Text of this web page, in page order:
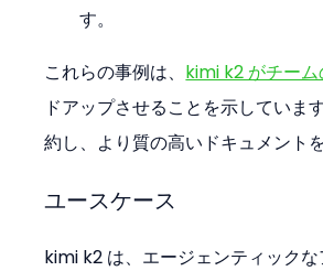
す。
これらの事例は、 kimi k2 がチー
ドアップさせることを示していま
約し、より質の高いドキュメント
ユースケース
kimi k2 は、エージェンティック